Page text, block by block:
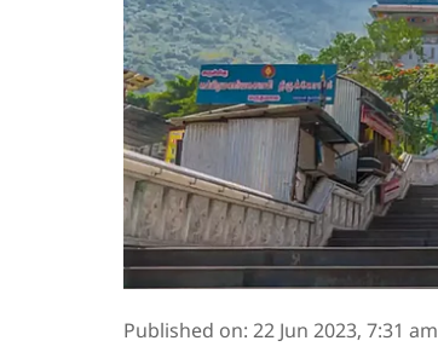
Published on: 22 Jun 2023, 7:31 am